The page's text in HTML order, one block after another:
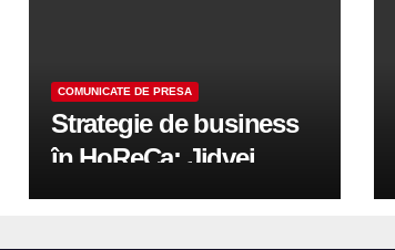
COMUNICATE DE PRESA
Strategie de business
în HoReCa: Jidvei
transformă terasele în